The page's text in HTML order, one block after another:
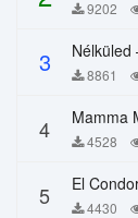
9202
3 Nélküled
8861
4 Mamma
4528
5 El
4430